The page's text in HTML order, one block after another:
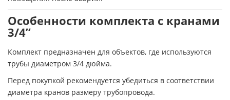
Особенности комплекта с кранами
3/4”
Комплект предназначен для объектов, где используются
трубы диаметром 3/4 дюйма.
Перед покупкой рекомендуется убедиться в соответствии
диаметра кранов размеру трубопровода.